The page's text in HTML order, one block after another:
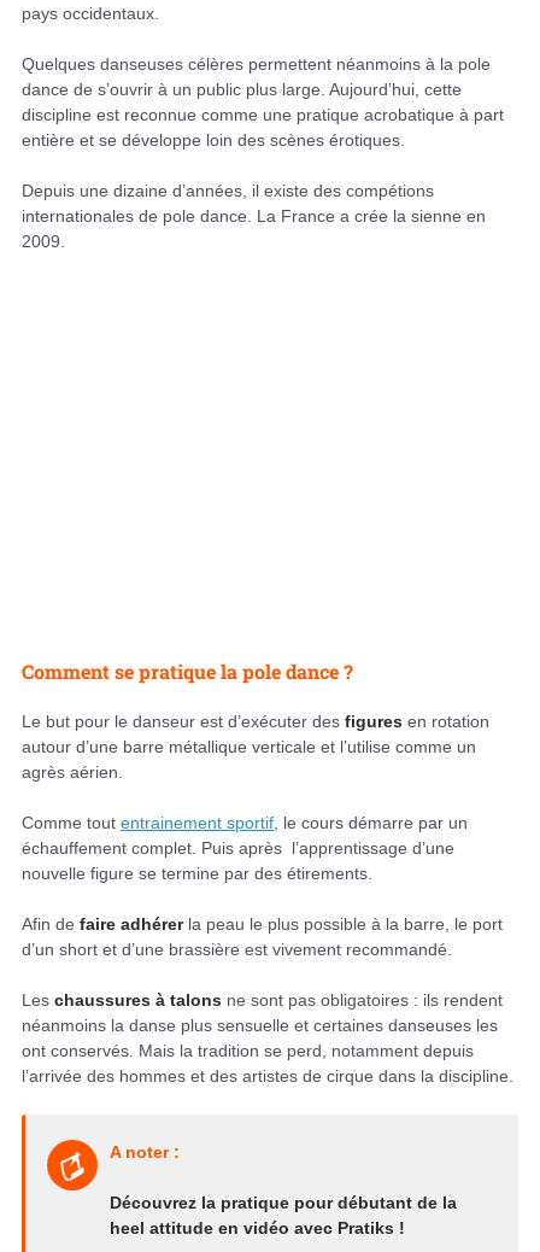
pays occidentaux.
Quelques danseuses célères permettent néanmoins à la pole
dance de s’ouvrir à un public plus large. Aujourd’hui, cette
discipline est reconnue comme une pratique acrobatique à part
entière et se développe loin des scènes érotiques.
Depuis une dizaine d’années, il existe des compétions
internationales de pole dance. La France a crée la sienne en
2009.
Comment se pratique la pole dance ?
Le but pour le danseur est d’exécuter des figures en rotation
autour d’une barre métallique verticale et l’utilise comme un
agrès aérien.
Comme tout entrainement sportif , le cours démarre par un
échauffement complet. Puis après l’apprentissage d’une
nouvelle figure se termine par des étirements.
Afin de faire adhérerla peau le plus possible à la barre, le port
d’un short et d’une brassière est vivement recommandé.
Les chaussures à talons ne sont pas obligatoires : ils rendent
néanmoins la danse plus sensuelle et certaines danseuses les
ont conservés. Mais la tradition se perd, notamment depuis
l’arrivée des hommes et des artistes de cirque dans la discipline.
A noter :
Découvrez la pratique pour débutant de la
heel attitude en vidéo avec Pratiks !